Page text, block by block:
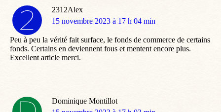
2312Alex
dit
15 novembre 2023 à 17 h 04 min
Peu à peu la vérité fait surface, le fonds de commerce de certains
fonds. Certains en deviennent fous et mentent encore plus.
Excellent article merci.
Dominique Montillot